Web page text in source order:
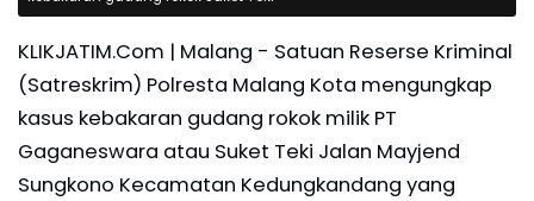
KLIKJATIM.Com | Malang - Satuan Reserse Kriminal
(Satreskrim) Polresta Malang Kota mengungkap
kasus kebakaran gudang rokok milik PT
Gaganeswara atau Suket Teki Jalan Mayjend
Sungkono Kecamatan Kedungkandang yang